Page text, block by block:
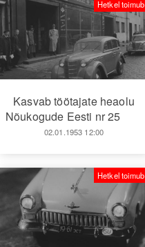
Kasvab töötajate heaolu
Nõukogude Eesti nr 25
02.01.1953 12:00
Hetkel toimub
Hetkel toimub